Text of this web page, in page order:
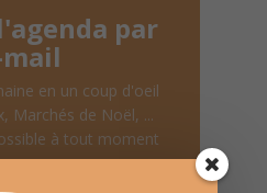
par
en un coup d'oeil
Marchés de Noël, ...
à tout moment